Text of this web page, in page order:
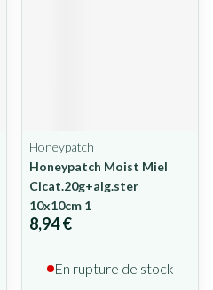
Honeypatch
Honeypatch Moist Miel
Cicat.20g+alg.ster
10x10cm 1
8,94 €
En rupture de stock